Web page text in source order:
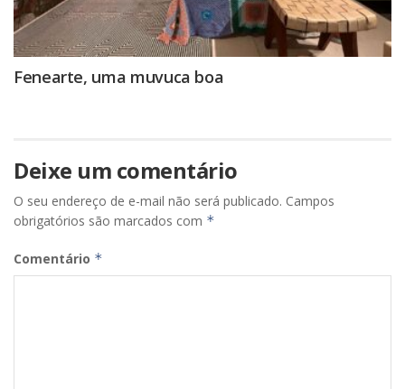
Fenearte, uma muvuca boa
Deixe um comentário
O seu endereço de e-mail não será publicado. Campos
obrigatórios são marcados com *
Comentário *